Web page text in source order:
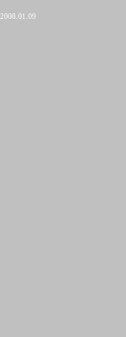
2008.01.09